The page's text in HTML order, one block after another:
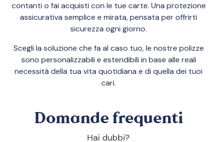
contanti o fai acquisti con le tue carte. Una protezione
assicurativa semplice e mirata, pensata per offrirti
sicurezza ogni giorno.
Scegli la soluzione che fa al caso tuo, le nostre polizze
sono personalizzabili e estendibili in base alle reali
necessità della tua vita quotidiana e di quella dei tuoi
cari.
Domande frequenti
Hai dubbi?